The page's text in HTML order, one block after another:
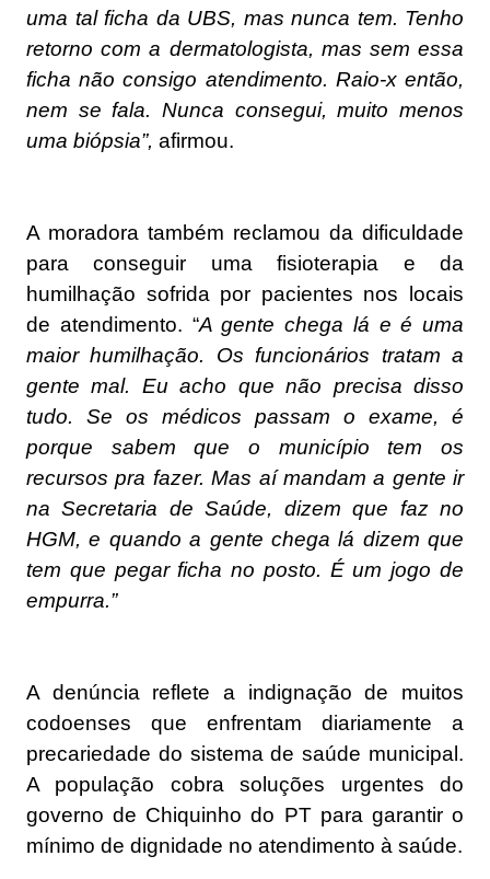
uma tal ficha da UBS, mas nunca tem. Tenho
retorno com a dermatologista, mas sem essa
ficha não consigo atendimento. Raio-x então,
nem se fala. Nunca consegui, muito menos
uma biópsia”, afirmou.
A moradora também reclamou da dificuldade
para conseguir uma fisioterapia e da
humilhação sofrida por pacientes nos locais
de atendimento. “A gente chega lá e é uma
maior humilhação. Os funcionários tratam a
gente mal. Eu acho que não precisa disso
tudo. Se os médicos passam o exame, é
porque sabem que o município tem os
recursos pra fazer. Mas aí mandam a gente ir
na Secretaria de Saúde, dizem que faz no
HGM, e quando a gente chega lá dizem que
tem que pegar ficha no posto. É um jogo de
empurra.”
A denúncia reflete a indignação de muitos
codoenses que enfrentam diariamente a
precariedade do sistema de saúde municipal.
A população cobra soluções urgentes do
governo de Chiquinho do PT para garantir o
mínimo de dignidade no atendimento à saúde.